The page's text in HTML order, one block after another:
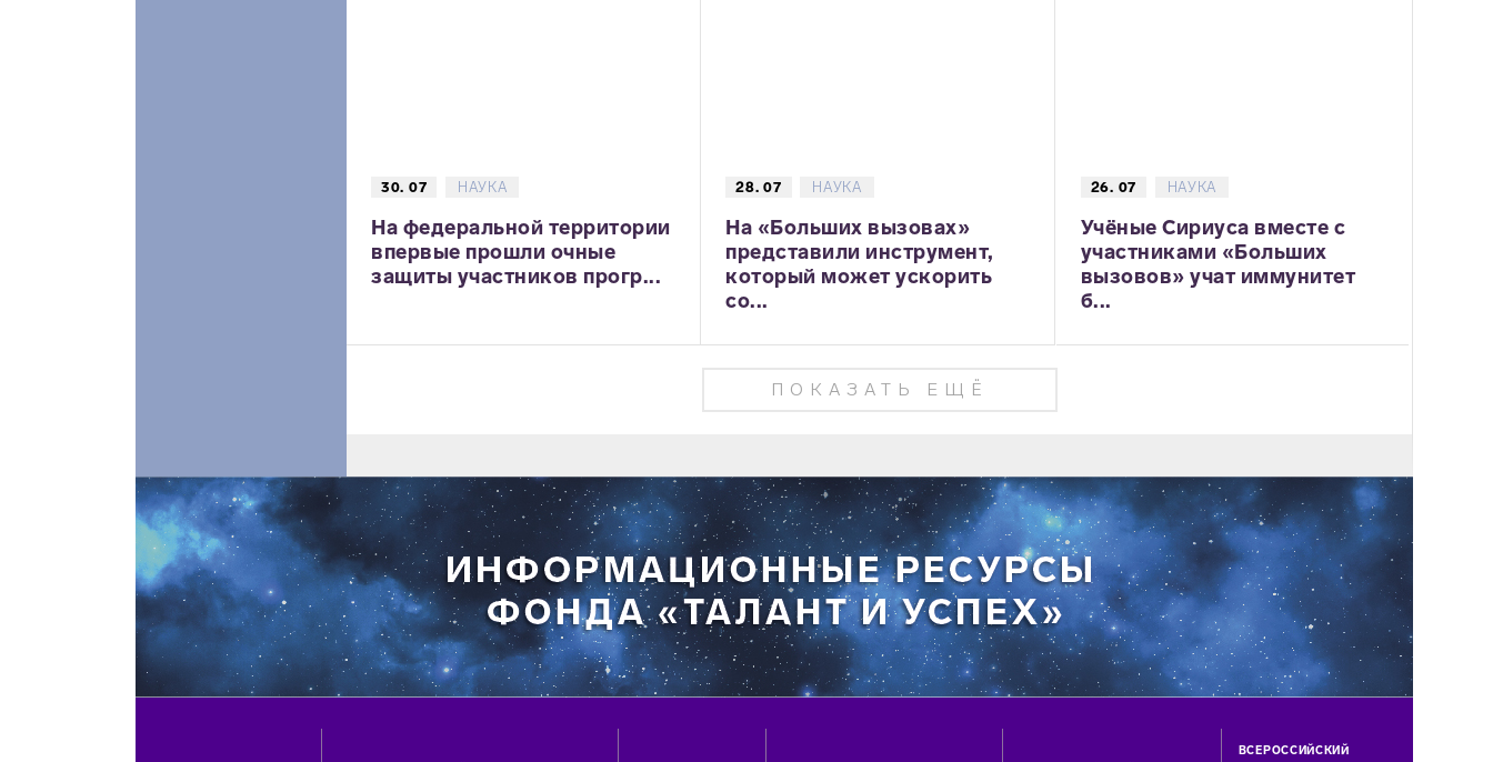
30. 07 НАУКА
На федеральной территории
впервые прошли очные
защиты участников прогр...
28. 07 НАУКА
На «Больших вызовах»
представили инструмент,
который может ускорить
со...
26. 07 НАУКА
Учёные Сириуса вместе с
участниками «Больших
вызовов» учат иммунитет
б...
ПОКАЗАТЬ ЕЩЁ
ВСЕРОССИЙСКИЙ